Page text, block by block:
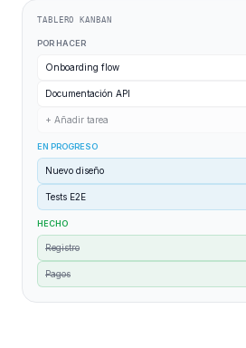
TABLERO KANBAN
POR HACER
Onboarding flow
Documentación API
+ Añadir tarea
EN PROGRESO
Nuevo diseño
Tests E2E
HECHO
Registro
Pagos